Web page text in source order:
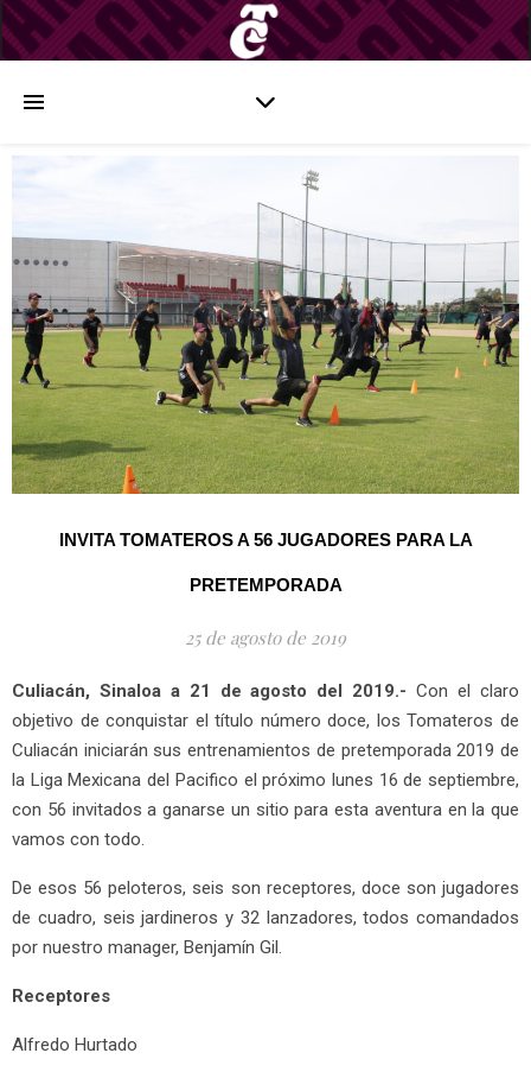
INVITA TOMATEROS A 56 JUGADORES PARA LA
PRETEMPORADA
25 de agosto de 2019
Culiacán, Sinaloa a 21 de agosto del 2019.- Con el claro
objetivo de conquistar el título número doce, los Tomateros de
Culiacán iniciarán sus entrenamientos de pretemporada 2019 de
la Liga Mexicana del Pacifico el próximo lunes 16 de septiembre,
con 56 invitados a ganarse un sitio para esta aventura en la que
vamos con todo.
De esos 56 peloteros, seis son receptores, doce son jugadores
de cuadro, seis jardineros y 32 lanzadores, todos comandados
por nuestro manager, Benjamín Gil.
Receptores
Alfredo Hurtado